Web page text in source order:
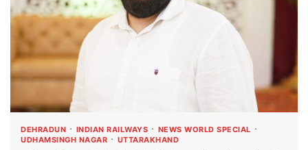
DEHRADUN INDIAN RAILWAYS
NEWS WORLD SPECIAL
UDHAMSINGH NAGAR
UTTARAKHAND